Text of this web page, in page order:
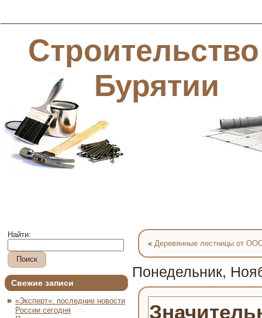
Бурятии
Найти:
Свежие записи
«Эксперт»: последние новости
России сегодня
« Деревянные лестницы от
Понедельник,